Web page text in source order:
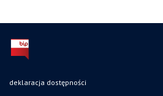
deklaracja dostępności